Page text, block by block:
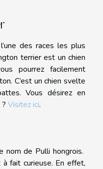
des races les plus
terrier est un chien
pourrez facilement
C’est un chien svelte
Vous désirez en
Visitez ici.
nom de Pulli hongrois.
fait curieuse. En effet,